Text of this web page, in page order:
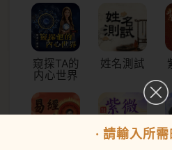
窥探TA的
内心世界
姓名測試
· 請輸入所需